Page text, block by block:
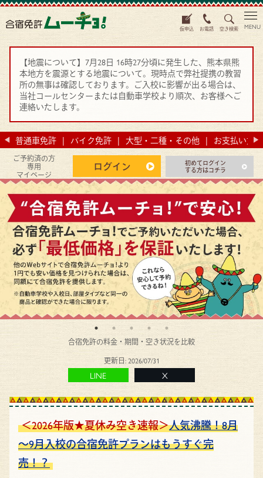
仮申込 お電話 空き検索
【地震について】7月28日 16時27分頃に発生した、熊本県熊
本地方を震源とする地震について。現時点で弊社提携の教習
所の無事は確認しております。ご入校に影響が出る場合は、
当社コールセンターまたは自動車学校より順次、お客様へご
連絡いたします。
普通車免許 バイク免許 大型・二種・その他 お支払い方法
ご予約済の方
専用
マイページ
ログイン
初めてログイン
する方はコチラ
MENU
合宿免許の料金・期間・空き状況を比較
更新日:2026/07/31
LINE X
＜2026年版★夏休み空き速報＞人気沸騰！8月
～9月入校の合宿免許プランはもうすぐ完
売！？